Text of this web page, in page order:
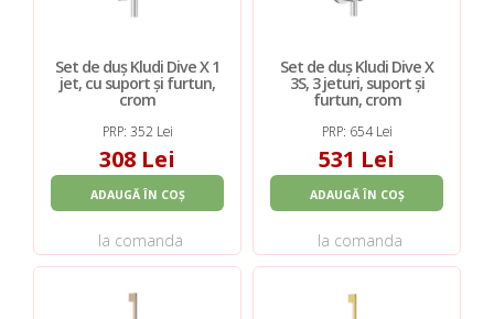
Set de duș Kludi Dive X 1
jet, cu suport și furtun,
crom
PRP: 352 Lei
308 Lei
ADAUGĂ ÎN COȘ
la comanda
Set de duș Kludi Dive X
3S, 3 jeturi, suport și
furtun, crom
PRP: 654 Lei
531 Lei
ADAUGĂ ÎN COȘ
la comanda